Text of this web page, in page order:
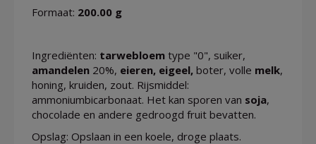
Formaat: 200.00 g
Ingrediënten: tarwebloem type "0", suiker,
amandelen 20%, eieren, eigeel, boter, volle melk,
honing, kruiden, zout. Rijsmiddel:
ammoniumbicarbonaat. Het kan sporen van soja,
chocolade en andere gedroogd fruit bevatten.
Opslag: Opslaan in een koele, droge plaats.